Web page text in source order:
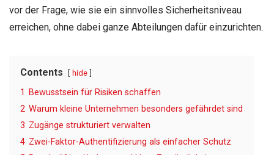
vor der Frage, wie sie ein sinnvolles Sicherheitsniveau
erreichen, ohne dabei ganze Abteilungen dafür einzurichten.
Contents hide
1
Bewusstsein für Risiken schaffen
2 Warum kleine Unternehmen besonders gefährdet sind
3 Zugänge strukturiert verwalten
4 Zwei-Faktor-Authentifizierung als einfacher Schutz